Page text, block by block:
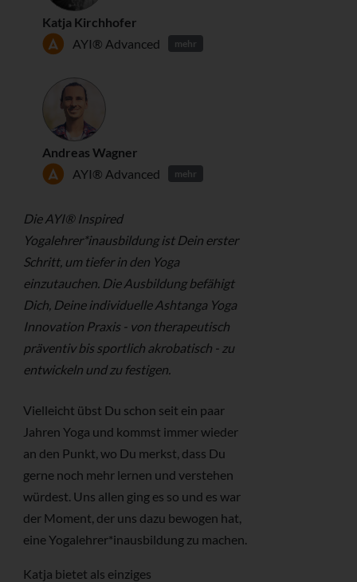
Katja Kirchhofer
AYI® Advanced
mehr
Andreas Wagner
AYI® Advanced
mehr
Die AYI® Inspired
Yogalehrer*inausbildung ist Dein erster
Schritt, um tiefer in den Yoga
einzutauchen. Die Ausbildung befähigt
Dich, Deine individuelle Ashtanga Yoga
Innovation Praxis - ­von therapeutisch
präventiv bis sportlich akrobatisch - zu
entwickeln und zu festigen.
Vielleicht übst Du schon seit ein paar
Jahren Yoga und kommst immer wieder
an den Punkt, wo Du merkst, dass Du
gerne noch mehr lernen und verstehen
würdest. Uns allen ging es so und es war
der Moment, der uns dazu bewogen hat,
eine Yogalehrer*inausbildung zu machen.
Katja bietet als einziges